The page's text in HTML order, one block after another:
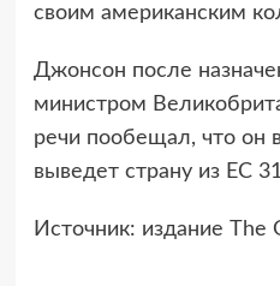
своим американским
Джонсон после
министром
речи пообещал, что он
выведет страну из ЕС
Источник: издание The